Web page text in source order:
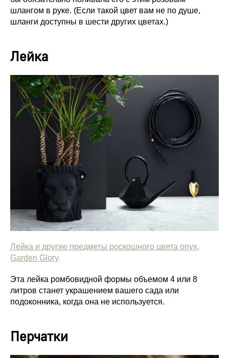
шлангом в руке. (Если такой цвет вам не по душе,
шланги доступны в шести других цветах.)
Лейка
Лейка и другие предметы роскошного цвета onyx,
Garden Glory
Эта лейка ромбовидной формы объемом 4 или 8
литров станет украшением вашего сада или
подоконника, когда она не используется.
Перчатки